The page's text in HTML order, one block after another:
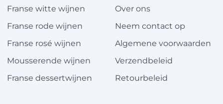
Franse witte wijnen
Franse rode wijnen
Franse rosé wijnen
Mousserende wijnen
Franse dessertwijnen
Over ons
Neem contact op
Algemene voorwaarden
Verzendbeleid
Retourbeleid